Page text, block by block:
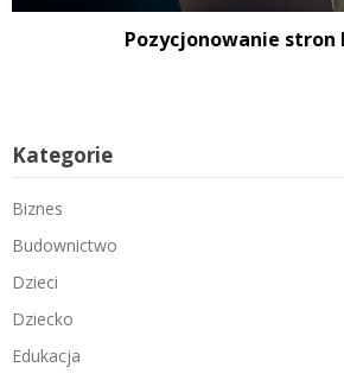
Pozycjonowanie stron
Kategorie
Biznes
Budownictwo
Dzieci
Dziecko
Edukacja